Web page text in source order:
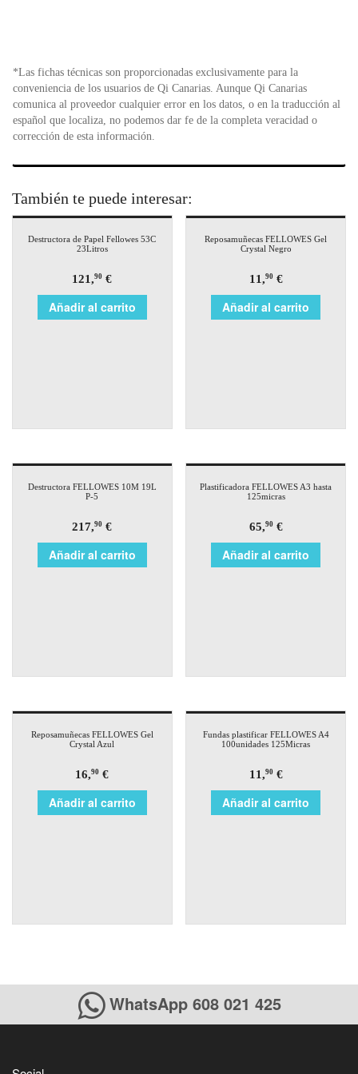
*Las fichas técnicas son proporcionadas exclusivamente para la
conveniencia de los usuarios de Qi Canarias. Aunque Qi Canarias
comunica al proveedor cualquier error en los datos, o en la traducción al
español que localiza, no podemos dar fe de la completa veracidad o
corrección de esta información.
También te puede interesar:
Destructora de Papel Fellowes 53C
23Litros
121,90 €
Añadir al carrito
Reposamuñecas FELLOWES Gel
Crystal Negro
11,90€
Añadir al carrito
Destructora FELLOWES 10M 19L
P-5
217,90 €
Añadir al carrito
Plastificadora FELLOWES A3 hasta
125micras
65,90€
Añadir al carrito
Reposamuñecas FELLOWES Gel
Crystal Azul
16,90 €
Añadir al carrito
Fundas plastificar FELLOWES A4
100unidades 125Micras
11,90€
Añadir al carrito
WhatsApp 608 021 425